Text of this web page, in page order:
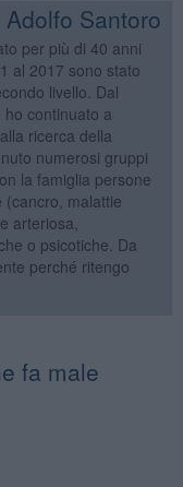
Santoro
per più di 40 anni
al 2017 sono stato
livello. Dal
continuato a
ricerca della
numerosi gruppi
la famiglia persone
(cancro, malattie
arteriosa,
o psicotiche. Da
perché ritengo
fa male